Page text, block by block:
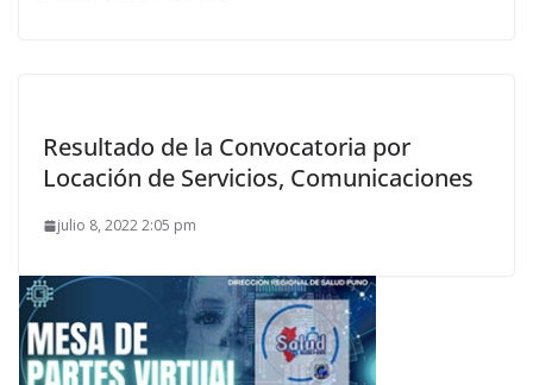
Resultado de la Convocatoria por
Locación de Servicios, Comunicaciones
julio 8, 2022 2:05 pm